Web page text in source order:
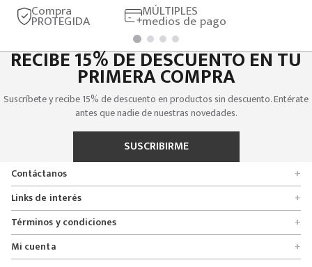
Compra
PROTEGIDA
MÚLTIPLES
medios de pago
RECIBE 15% DE DESCUENTO EN TU
PRIMERA COMPRA
Suscríbete y recibe 15% de descuento en productos sin descuento. Entérate
antes que nadie de nuestras novedades.
SUSCRIBIRME
Contáctanos
+
Encuentra tu tienda
Formulario de solicitudes
Servicio al cliente
Línea nacional 01 8000 112674
Links de interés +
Quienes somos
Políticas de entrega, cambio y devolución
Políticas de privacidad
Términos y condiciones +
Promociones
Crédito Addi
Mi cuenta +
Rastrear mi pedido